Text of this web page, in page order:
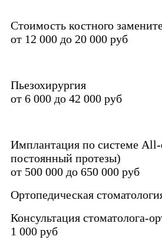
Стоимость костного
от 12 000 до 20 000 руб
Пьезохирургия
от 6 000 до 42 000 руб
Имплантация по системе
постоянный протезы)
от 500 000 до 650 000 руб
Ортопедическая
Консультация стоматолога-
1 000 руб